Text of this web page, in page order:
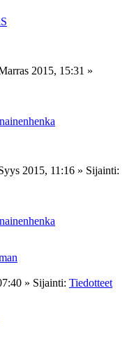
2015, 15:31 »
2015, 11:16 » Sijainti:
» Sijainti: Tiedotteet